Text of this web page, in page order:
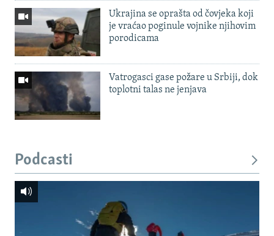
Ukrajina se oprašta od čovjeka koji
je vraćao poginule vojnike njihovim
porodicama
Vatrogasci gase požare u Srbiji, dok
toplotni talas ne jenjava
Podcasti